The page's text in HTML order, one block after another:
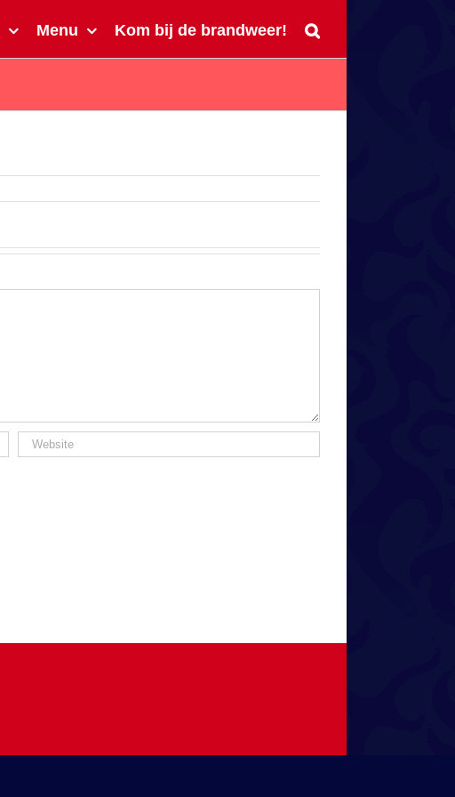
Menu Kom bij de brandweer!